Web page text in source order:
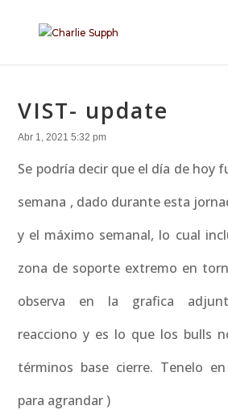
VIST- update
Abr 1, 2021 5:32 pm
Se podría decir que el día de hoy
semana , dado durante esta
y el máximo semanal, lo cual
zona de soporte extremo en
observa en la grafica
reacciono y es lo que los bulls
términos base cierre. Tenelo
para agrandar )